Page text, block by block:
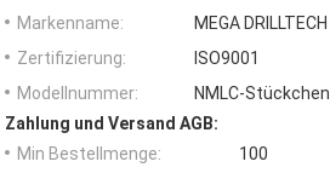
Markenname:
MEGA DRILLTECH
Zertifizierung:
ISO9001
Modellnummer:
NMLC-Stückchen
Zahlung und Versand AGB:
Min Bestellmenge:
100